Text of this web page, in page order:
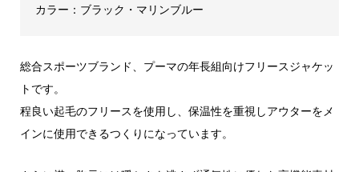
カラー：ブラック・マリンブルー
総合スポーツブランド、プーマの年長組向けフリースジャケッ
トです。
程良い起毛のフリースを使用し、保温性を重視しアウターをメ
インに使用できるつくりになっています。